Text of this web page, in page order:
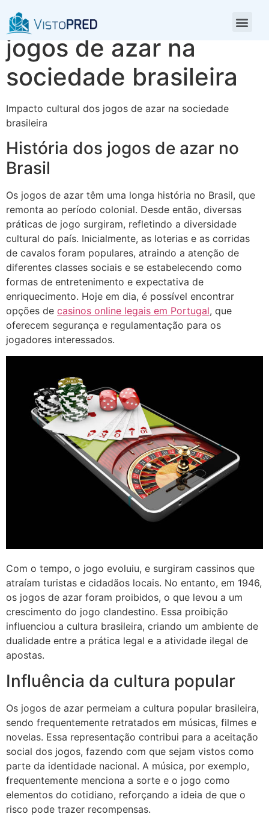
Impacto cultural dos
jogos de azar na
sociedade brasileira
Impacto cultural dos jogos de azar na sociedade
brasileira
História dos jogos de azar no
Brasil
Os jogos de azar têm uma longa história no Brasil, que
remonta ao período colonial. Desde então, diversas
práticas de jogo surgiram, refletindo a diversidade
cultural do país. Inicialmente, as loterias e as corridas
de cavalos foram populares, atraindo a atenção de
diferentes classes sociais e se estabelecendo como
formas de entretenimento e expectativa de
enriquecimento. Hoje em dia, é possível encontrar
opções de casinos online legais em Portugal, que
oferecem segurança e regulamentação para os
jogadores interessados.
Com o tempo, o jogo evoluiu, e surgiram cassinos que
atraíam turistas e cidadãos locais. No entanto, em 1946,
os jogos de azar foram proibidos, o que levou a um
crescimento do jogo clandestino. Essa proibição
influenciou a cultura brasileira, criando um ambiente de
dualidade entre a prática legal e a atividade ilegal de
apostas.
Influência da cultura popular
Os jogos de azar permeiam a cultura popular brasileira,
sendo frequentemente retratados em músicas, filmes e
novelas. Essa representação contribui para a aceitação
social dos jogos, fazendo com que sejam vistos como
parte da identidade nacional. A música, por exemplo,
frequentemente menciona a sorte e o jogo como
elementos do cotidiano, reforçando a ideia de que o
risco pode trazer recompensas.